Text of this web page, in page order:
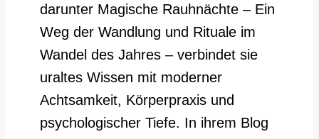
darunter Magische Rauhnächte – Ein
Weg der Wandlung und Rituale im
Wandel des Jahres – verbindet sie
uraltes Wissen mit moderner
Achtsamkeit, Körperpraxis und
psychologischer Tiefe. In ihrem Blog